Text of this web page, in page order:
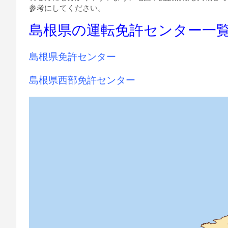
参考にしてください。
島根県の運転免許センター一
島根県免許センター
島根県西部免許センター